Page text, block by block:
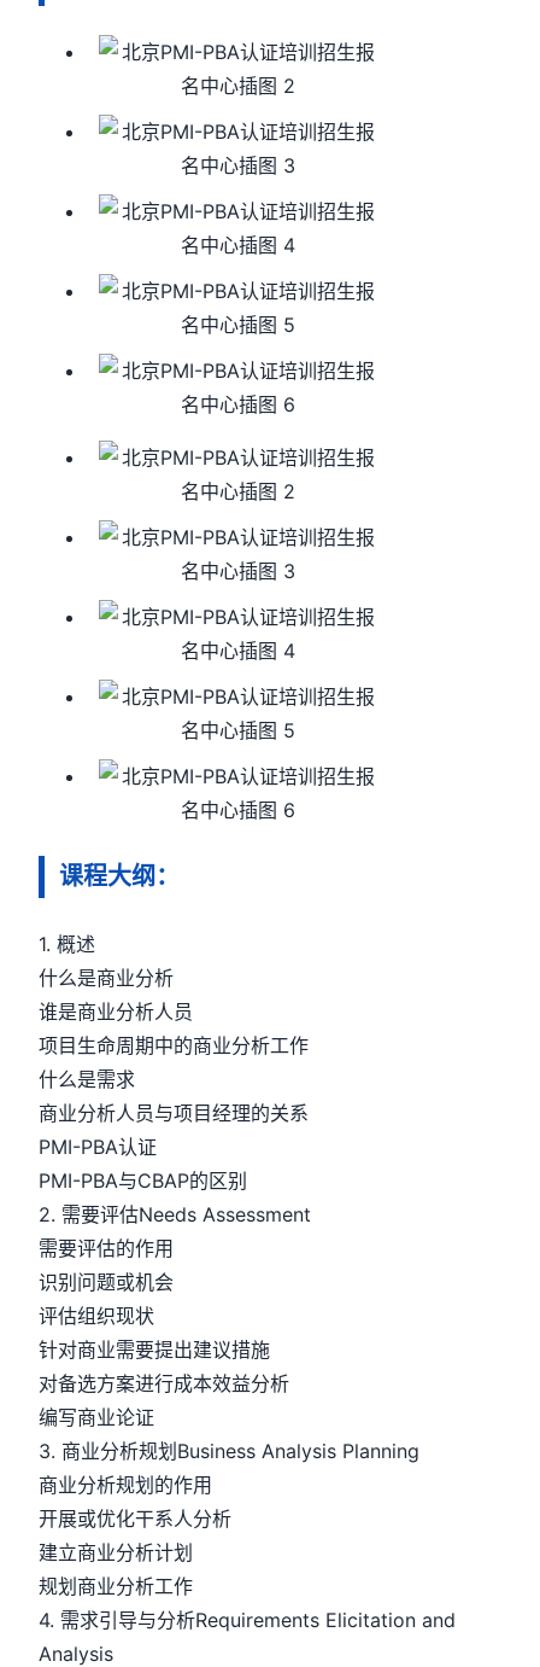
课程大纲：
1. 概述
什么是商业分析
谁是商业分析人员
项目生命周期中的商业分析工作
什么是需求
商业分析人员与项目经理的关系
PMI-PBA认证
PMI-PBA与CBAP的区别
2. 需要评估Needs Assessment
需要评估的作用
识别问题或机会
评估组织现状
针对商业需要提出建议措施
对备选方案进行成本效益分析
编写商业论证
3. 商业分析规划Business Analysis Planning
商业分析规划的作用
开展或优化干系人分析
建立商业分析计划
规划商业分析工作
4. 需求引导与分析Requirements Elicitation and
Analysis